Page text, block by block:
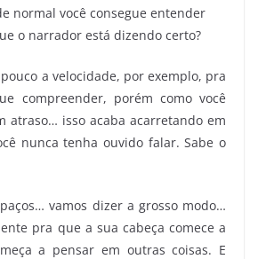
normal você consegue entender
o narrador está dizendo certo?
a velocidade, por exemplo, pra
compreender, porém como você
atraso… isso acaba acarretando em
nunca tenha ouvido falar. Sabe o
vamos dizer a grosso modo…
pra que a sua cabeça comece a
a pensar em outras coisas. E